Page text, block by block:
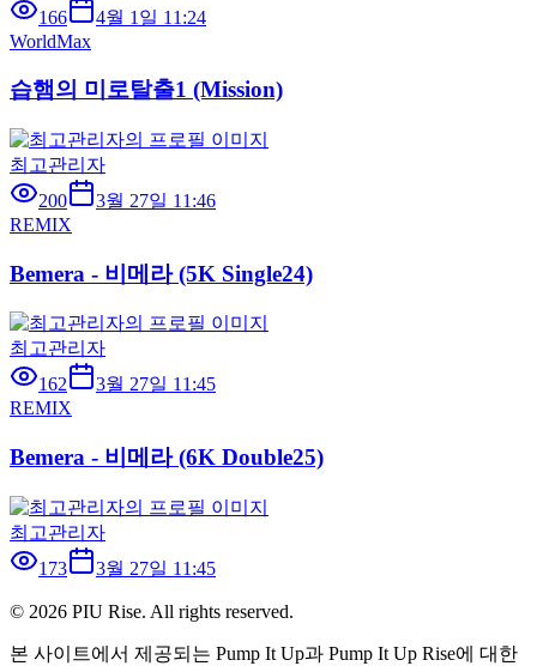
166
4월 1일 11:24
WorldMax
습햄의 미로탈출1 (Mission)
최고관리자
200
3월 27일 11:46
REMIX
Bemera - 비메라 (5K Single24)
최고관리자
162
3월 27일 11:45
REMIX
Bemera - 비메라 (6K Double25)
최고관리자
173
3월 27일 11:45
© 2026 PIU Rise. All rights reserved.
본 사이트에서 제공되는 Pump It Up과 Pump It Up Rise에 대한